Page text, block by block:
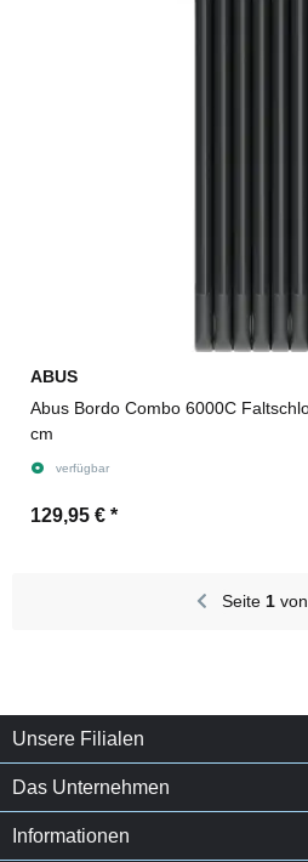
ABUS
Abus Bordo Combo 6000C
cm
verfügbar
129,95 € *
Seite 1
Unsere Filialen
Das Unternehmen
Informationen